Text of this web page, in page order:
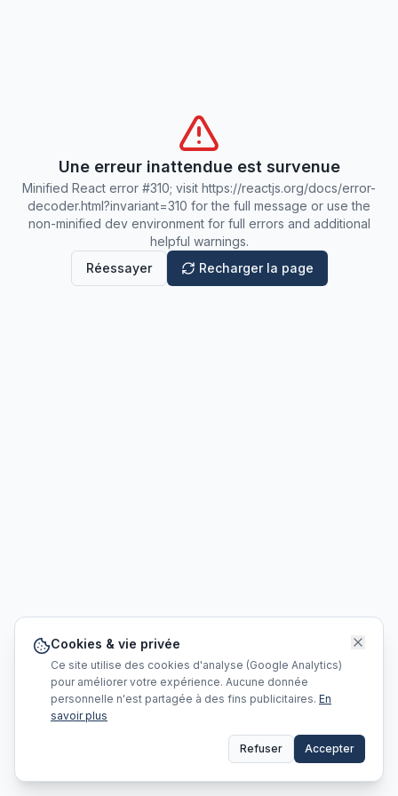
Une erreur inattendue est survenue
Minified React error #310; visit https://reactjs.org/docs/error-
decoder.html?invariant=310 for the full message or use the
non-minified dev environment for full errors and additional
helpful warnings.
Réessayer
Recharger la page
Cookies & vie privée
Ce site utilise des cookies d'analyse (Google Analytics)
pour améliorer votre expérience. Aucune donnée
personnelle n'est partagée à des fins publicitaires. En
savoir plus
Refuser Accepter